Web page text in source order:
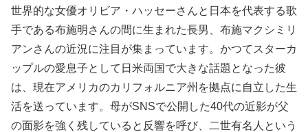
世界的な女優オリビア・ハッセーさんと日本を代表する歌
手である布施明さんの間に生まれた長男、布施マクシミリ
アンさんの近況に注目が集まっています。かつてスターカ
ップルの愛息子として日米両国で大きな話題となった彼
は、現在アメリカのカリフォルニア州を拠点に自立した生
活を送っています。母がSNSで公開した40代の近影が父
の面影を強く残していると反響を呼び、二世有名人という